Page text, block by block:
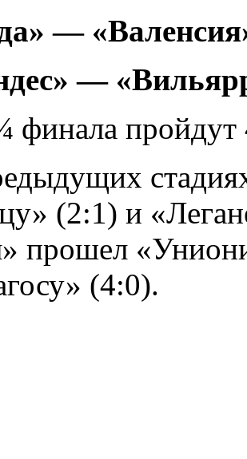
—
—
финала пройдут
(2:1) и
прошел
(4:0).